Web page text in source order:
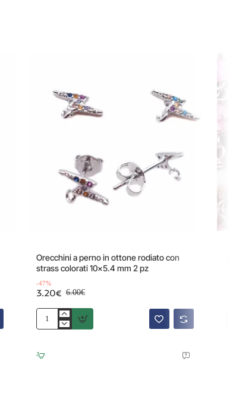
Orecchini a perno in ottone rodiato con
strass colorati 10x5.4 mm 2 pz
-47%
3.20€ 6.00€
Orecchini
a
in
ottone